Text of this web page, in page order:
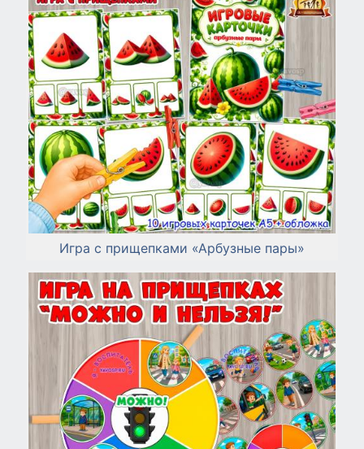
Игра с прищепками «Арбузные пары»